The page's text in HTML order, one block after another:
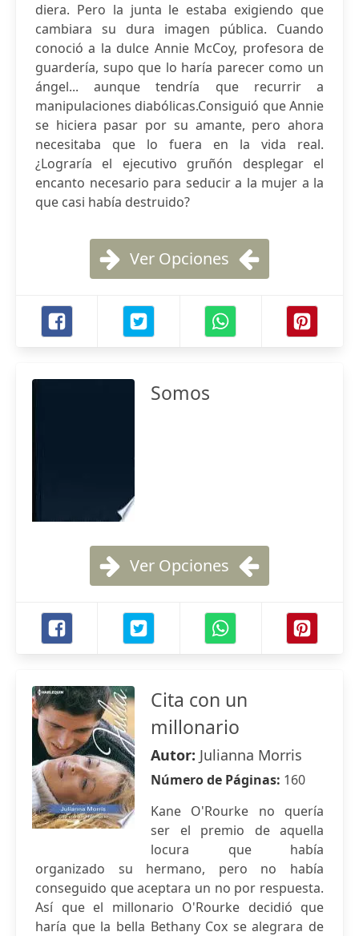
diera. Pero la junta le estaba exigiendo que
cambiara su dura imagen pública. Cuando
conoció a la dulce Annie McCoy, profesora de
guardería, supo que lo haría parecer como un
ángel... aunque tendría que recurrir a
manipulaciones diabólicas.Consiguió que Annie
se hiciera pasar por su amante, pero ahora
necesitaba que lo fuera en la vida real.
¿Lograría el ejecutivo gruñón desplegar el
encanto necesario para seducir a la mujer a la
que casi había destruido?
Ver Opciones
Somos
Ver Opciones
Cita con un
millonario
Autor: Julianna Morris
Número de Páginas: 160
Kane O'Rourke no quería
ser el premio de aquella
locura que había
organizado su hermano, pero no había
conseguido que aceptara un no por respuesta.
Así que el millonario O'Rourke decidió que
haría que la bella Bethany Cox se alegrara de